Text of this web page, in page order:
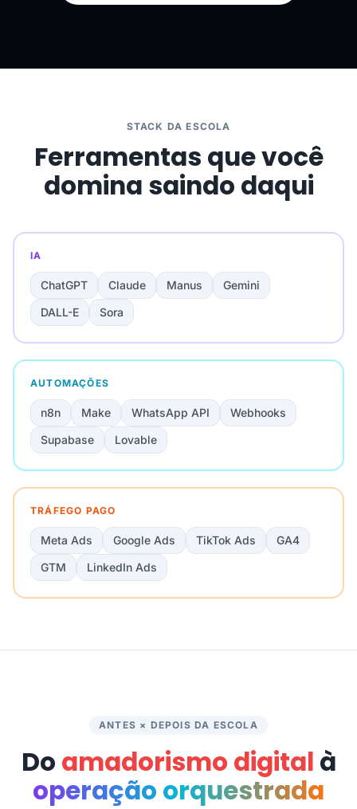
STACK DA ESCOLA
Ferramentas que você
domina saindo daqui
IA
ChatGPT Claude Manus
Gemini
DALL-E
Sora
AUTOMAÇÕES
n8n Make WhatsApp API
Webhooks
Supabase
Lovable
TRÁFEGO PAGO
Meta Ads Google Ads TikTok Ads
GA4
GTM
LinkedIn Ads
ANTES × DEPOIS DA ESCOLA
Do amadorismo digital à
operação orquestrada